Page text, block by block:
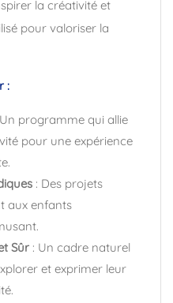
la créativité et
pour valoriser la
:
programme qui allie
pour une expérience
: Des projets
aux enfants
Sûr : Un cadre naturel
et exprimer leur